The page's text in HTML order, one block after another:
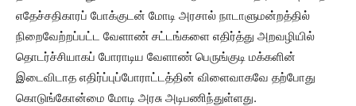
எதேச்சதிகாரப் போக்குடன் மோடி அரசால் நாடாளுமன்றத்தில்
நிறைவேற்றப்பட்ட வேளாண் சட்டங்களை எதிர்த்து அறவழியில்
தொடர்ச்சியாகப் போராடிய வேளாண் பெருங்குடி மக்களின்
இடைவிடாத எதிர்ப்புப்போராட்டத்தின் விளைவாகவே தற்போது
கொடுங்கோன்மை மோடி அரசு அடிபணிந்துள்ளது.